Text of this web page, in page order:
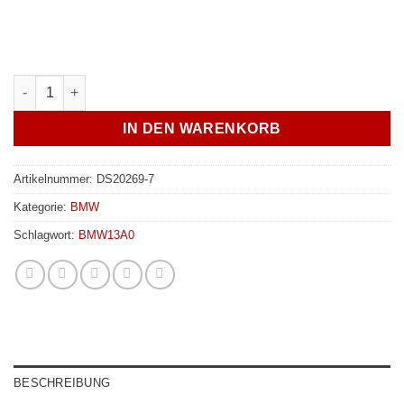
JXB CNC Upgrade für Mittellager - BMW X7 G07 Menge
IN DEN WARENKORB
Artikelnummer: DS20269-7
Kategorie: BMW
Schlagwort: BMW13A0
BESCHREIBUNG